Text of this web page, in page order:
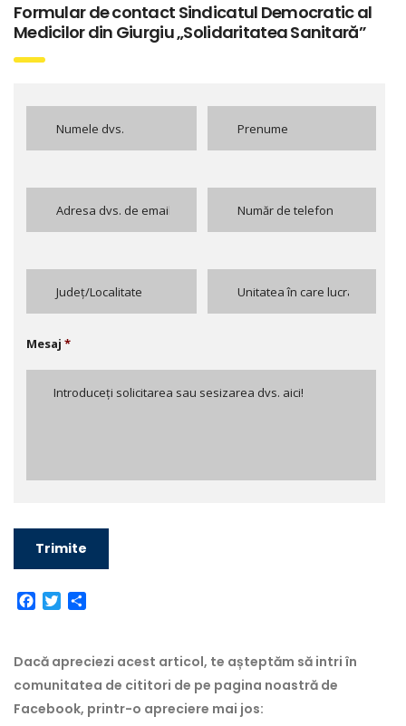
Formular de contact Sindicatul Democratic al
Medicilor din Giurgiu „Solidaritatea Sanitară”
Mesaj *
Facebook
Twitter
Dacă apreciezi acest articol, te așteptăm să intri în
comunitatea de cititori de pe pagina noastră de
Facebook, printr-o apreciere mai jos: